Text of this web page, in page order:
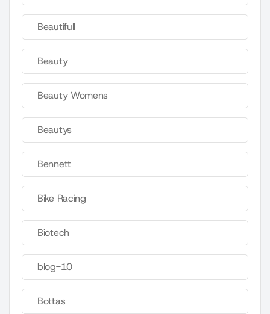
Beautifull
Beauty
Beauty Womens
Beautys
Bennett
Bike Racing
Biotech
blog-10
Bottas